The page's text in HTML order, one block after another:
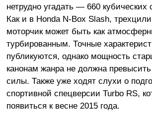
нетрудно угадать — 660 кубических
Как и в Honda N-Box Slash,
моторчик может быть как
турбированным. Точные
публикуются, однако мощность
канонам жанра не должна
силы. Также уже ходят слухи о
спортивной спецверсии Turbo RS,
появиться к весне 2015 года.